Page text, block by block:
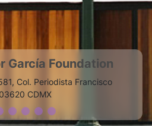
García Foundation
Col. Periodista Francisco
CDMX